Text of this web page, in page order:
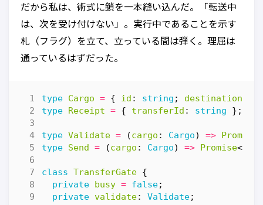
だから私は、術式に鎖を一本縫い込んだ。「転送中
は、次を受け付けない」。実行中であることを示す
札（フラグ）を立て、立っている間は弾く。理屈は
通っているはずだった。
type Cargo = { id : string ; destination
type Receipt = { transferId : string };
type Validate = (cargo : Cargo) => Promise
type Send = (cargo : Cargo) => Promise<
class TransferGate {
private busy = false;
private validate: Validate;